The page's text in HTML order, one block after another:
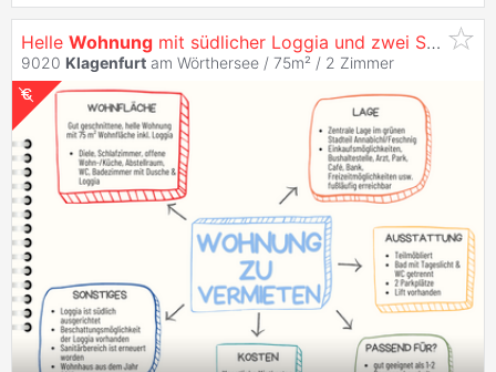
Helle Wohnung mit südlicher Loggia und zwei Stellplätzen im grünen
9020 Klagenfurt am Wörthersee / 75m² / 2 Zimmer